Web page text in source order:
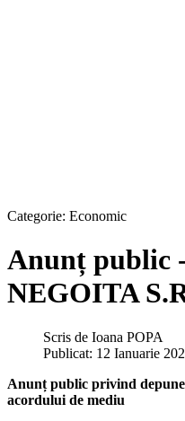
Categorie: Economic
Anunț public
NEGOITA
Scris de Ioana POPA
Publicat: 12 Ianuarie
Anunț public privind
acordului de mediu